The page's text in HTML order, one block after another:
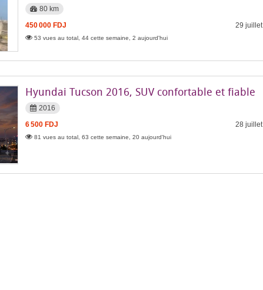
80 km
450 000 FDJ
29 juillet
53 vues au total, 44 cette semaine, 2 aujourd'hui
Hyundai Tucson 2016, SUV confortable et fiable
2016
6 500 FDJ
28 juillet
81 vues au total, 63 cette semaine, 20 aujourd'hui